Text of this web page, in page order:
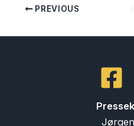
PREVIOUS